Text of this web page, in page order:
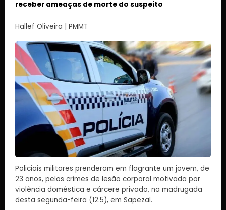
receber ameaças de morte do suspeito
Hallef Oliveira | PMMT
Policiais militares prenderam em flagrante um jovem, de
23 anos, pelos crimes de lesão corporal motivada por
violência doméstica e cárcere privado, na madrugada
desta segunda-feira (12.5), em Sapezal.